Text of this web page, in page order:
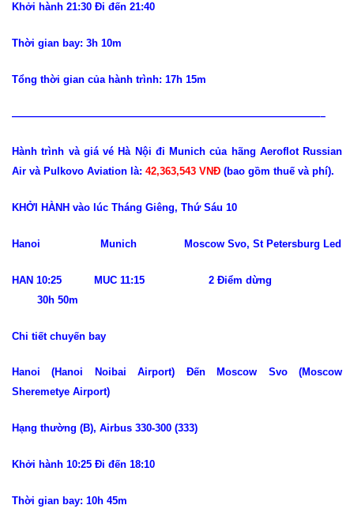
Khởi hành 21:30 Đi đến 21:40
Thời gian bay: 3h 10m
Tổng thời gian của hành trình: 17h 15m
——————————————————————————————–
Hành trình và giá vé Hà Nội đi Munich của hãng Aeroflot Russian
Air và Pulkovo Aviation là: 42,363,543 VNĐ (bao gồm thuế và phí).
KHỞI HÀNH vào lúc Tháng Giêng, Thứ Sáu 10
Hanoi Munich Moscow Svo, St Petersburg Led
HAN 10:25 MUC 11:15 2 Điểm dừng
30h 50m
Chi tiết chuyến bay
Hanoi (Hanoi Noibai Airport) Đến Moscow Svo (Moscow
Sheremetye Airport)
Hạng thường (B), Airbus 330-300 (333)
Khởi hành 10:25 Đi đến 18:10
Thời gian bay: 10h 45m